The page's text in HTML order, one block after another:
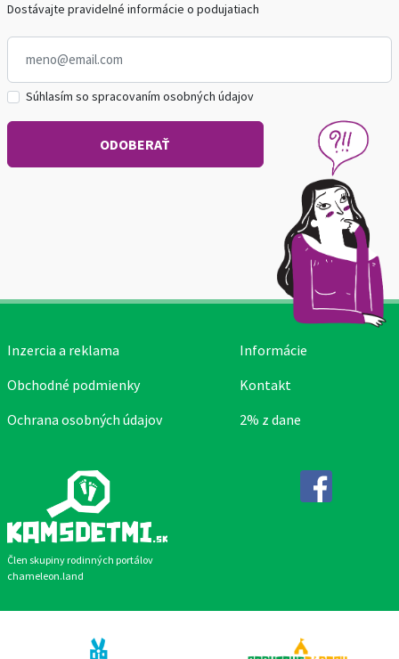
Dostávajte pravidelné informácie o podujatiach
Súhlasím so spracovaním osobných údajov
Člen skupiny rodinných portálov
chameleon.land
Inzercia a reklama
Obchodné podmienky
Ochrana osobných údajov
Informácie
Kontakt
2% z dane